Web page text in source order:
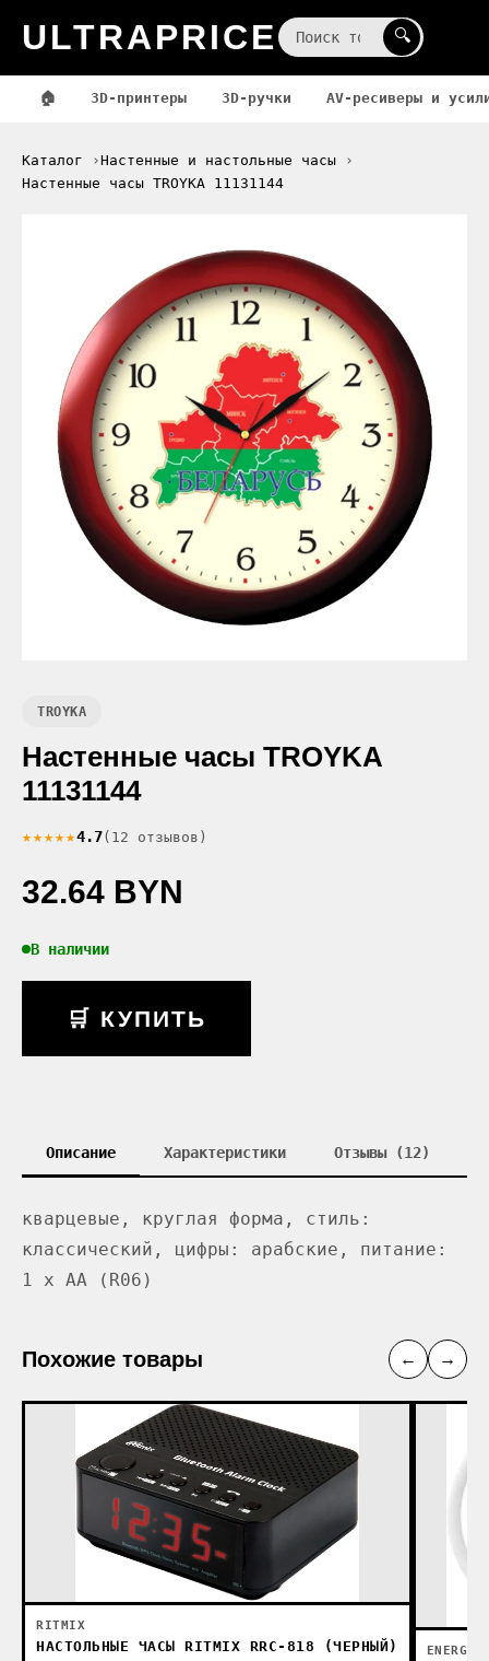
ULTRAPRICE 🔍
🏠 3D-принтеры 3D-ручки AV-ресиверы и
Каталог
Настенные и настольные часы
Настенные часы TROYKA 11131144
TROYKA
Настенные часы TROYKA
11131144
★★★★★4.7(12 отзывов)
32.64 BYN
В наличии
🛒 КУПИТЬ
Описание Характеристики Отзывы (12)
кварцевые, круглая форма, стиль:
классический, цифры: арабские, питание:
1 x AA (R06)
Похожие товары ← →
RITMIX
НАСТОЛЬНЫЕ ЧАСЫ RITMIX RRC-818 (ЧЕРНЫЙ) ENERGY